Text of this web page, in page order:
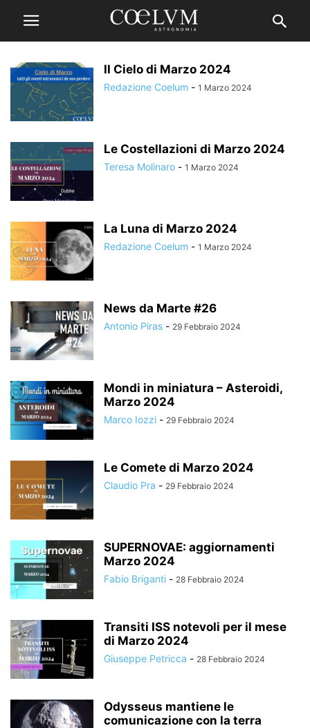
Il Cielo di Marzo 2024
Redazione Coelum - 1 Marzo 2024
Le Costellazioni di Marzo 2024
Teresa Molinaro - 1 Marzo 2024
La Luna di Marzo 2024
Redazione Coelum - 1 Marzo 2024
News da Marte #26
Antonio Piras - 29 Febbraio 2024
Mondi in miniatura – Asteroidi,
Marzo 2024
Marco Iozzi - 29 Febbraio 2024
Le Comete di Marzo 2024
Claudio Pra - 29 Febbraio 2024
SUPERNOVAE: aggiornamenti
Marzo 2024
Fabio Briganti - 28 Febbraio 2024
Transiti ISS notevoli per il mese
di Marzo 2024
Giuseppe Petricca - 28 Febbraio 2024
Odysseus mantiene le
comunicazione con la terra